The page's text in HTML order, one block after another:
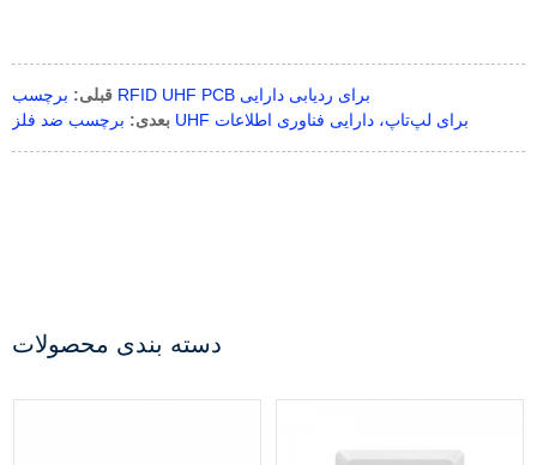
قبلی:
برچسب RFID UHF PCB برای ردیابی دارایی
بعدی:
برچسب ضد فلز UHF برای لپ‌تاپ، دارایی فناوری اطلاعات
دسته بندی محصولات